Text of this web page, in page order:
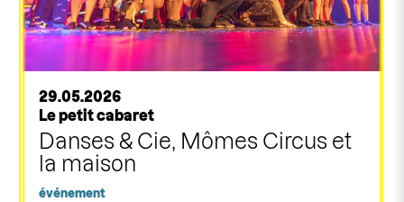
29.05.2026
Le petit cabaret
Danses & Cie, Mômes Circus et
la maison
événement